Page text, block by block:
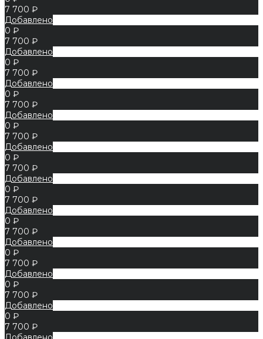
7 700 ₽
Добавлено
0 ₽
7 700 ₽
Добавлено
0 ₽
7 700 ₽
Добавлено
0 ₽
7 700 ₽
Добавлено
0 ₽
7 700 ₽
Добавлено
0 ₽
7 700 ₽
Добавлено
0 ₽
7 700 ₽
Добавлено
0 ₽
7 700 ₽
Добавлено
0 ₽
7 700 ₽
Добавлено
0 ₽
7 700 ₽
Добавлено
0 ₽
7 700 ₽